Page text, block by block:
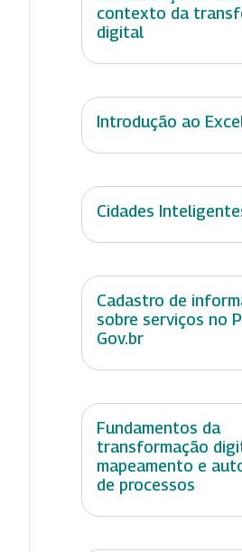
contexto da
digital
Introdução ao
Cidades
Cadastro de
sobre serviços no
Gov.br
Fundamentos da
transformação
mapeamento e
de processos